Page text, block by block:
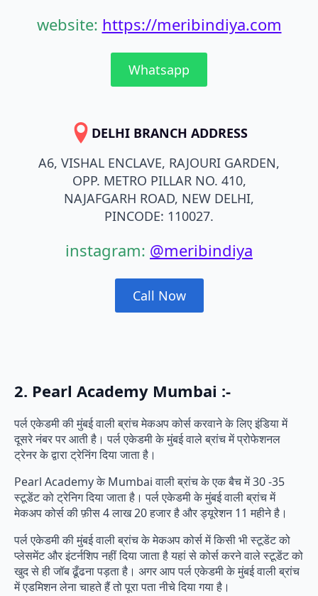
website: https://meribindiya.com
Whatsapp
DELHI BRANCH ADDRESS
A6, VISHAL ENCLAVE, RAJOURI GARDEN,
OPP. METRO PILLAR NO. 410,
NAJAFGARH ROAD, NEW DELHI,
PINCODE: 110027.
instagram: @meribindiya
Call Now
2. Pearl Academy Mumbai :-
पर्ल एकेडमी की मुंबई वाली ब्रांच मेकअप कोर्स करवाने के लिए इंडिया में
दूसरे नंबर पर आती है। पर्ल एकेडमी के मुंबई वाले ब्रांच में प्रोफेशनल
ट्रेनर के द्वारा ट्रेनिंग दिया जाता है।
Pearl Academy के Mumbai वाली ब्रांच के एक बैच में 30 -35
स्टूडेंट को ट्रेनिग दिया जाता है। पर्ल एकेडमी के मुंबई वाली ब्रांच में
मेकअप कोर्स की फ़ीस 4 लाख 20 हजार है और ड्यूरेशन 11 महीने है।
पर्ल एकेडमी की मुंबई वाली ब्रांच के मेकअप कोर्स में किसी भी स्टूडेंट को
प्लेसमेंट और इंटर्नशिप नहीं दिया जाता है यहां से कोर्स करने वाले स्टूडेंट को
खुद से ही जॉब ढूँढना पड़ता है। अगर आप पर्ल एकेडमी के मुंबई वाली ब्रांच
में एडमिशन लेना चाहते हैं तो पूरा पता नीचे दिया गया है।